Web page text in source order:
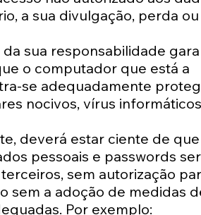
a sua divulgação, perda ou
da sua responsabilidade
o computador que está a
se adequadamente
nocivos, vírus
deverá estar ciente de
pessoais e passwords
sem autorização
sem a adoção de medidas
Por exemplo: